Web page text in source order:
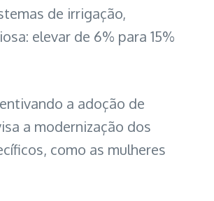
de irrigação,
elevar de 6% para 15%
a adoção de
a modernização dos
como as mulheres